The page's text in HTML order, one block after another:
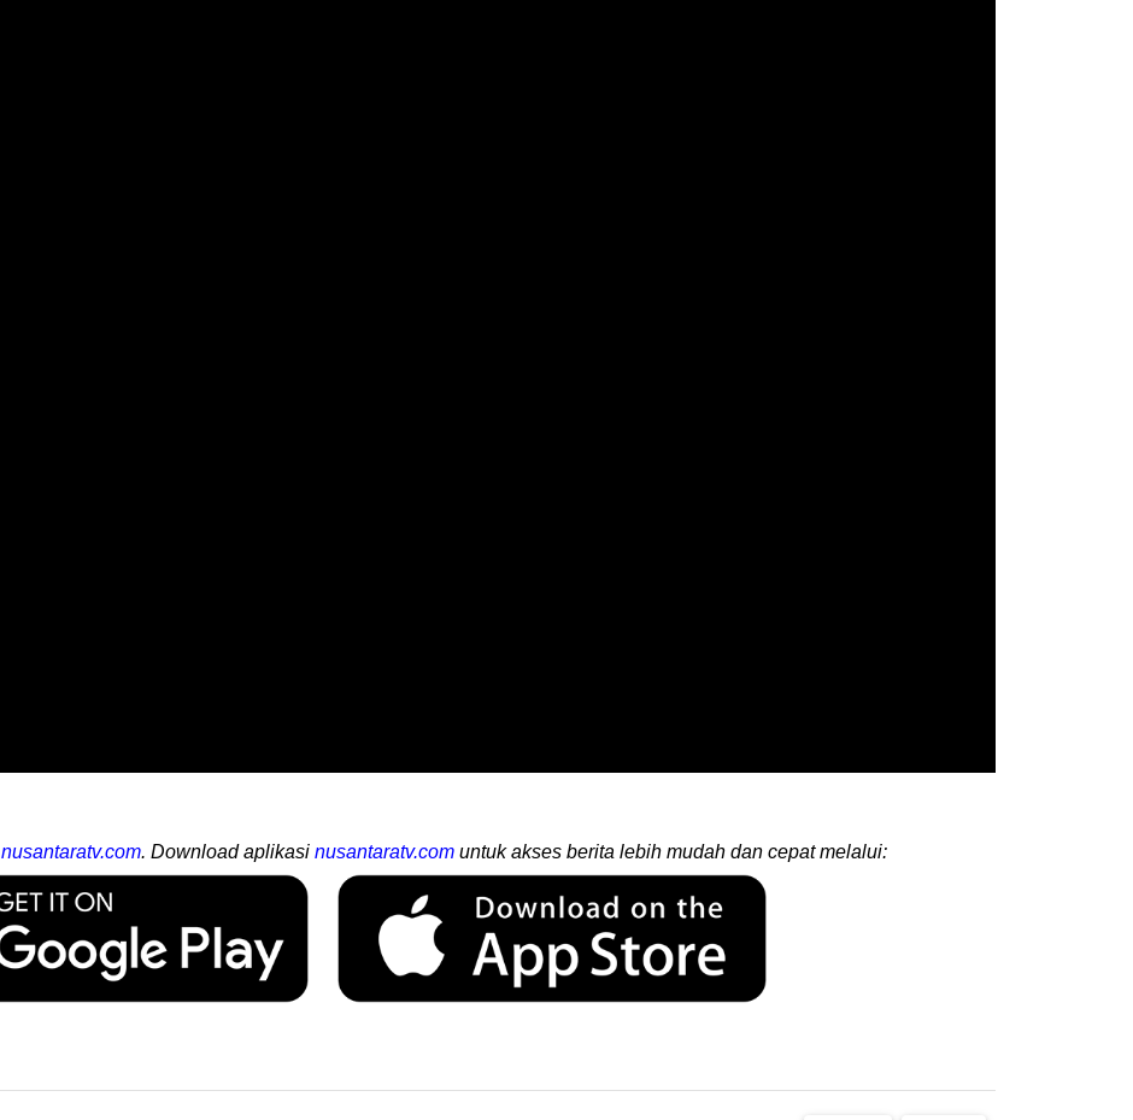
nusantaratv.com. Download aplikasi nusantaratv.com untuk akses berita lebih mudah dan cepat melalui: